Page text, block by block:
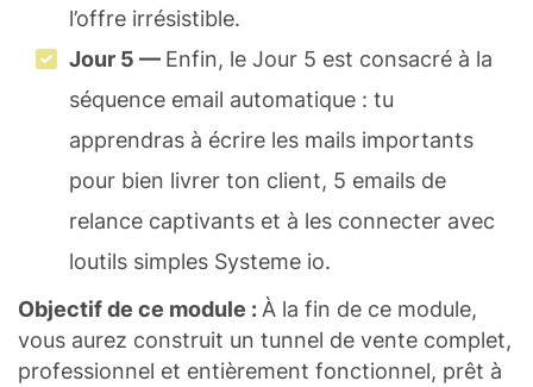
l’offre irrésistible.
Jour 5 — Enfin, le Jour 5 est consacré à la
séquence email automatique : tu
apprendras à écrire les mails importants
pour bien livrer ton client, 5 emails de
relance captivants et à les connecter avec
loutils simples Systeme io.
Objectif de ce module : À la fin de ce module,
vous aurez construit un tunnel de vente complet,
professionnel et entièrement fonctionnel, prêt à